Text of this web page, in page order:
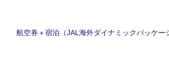
航空券＋宿泊（JAL海外ダイナミックパッケ